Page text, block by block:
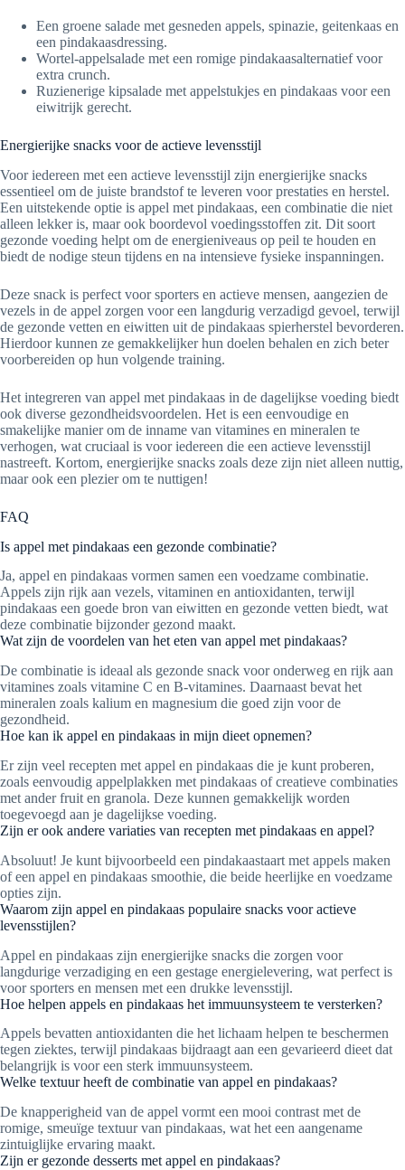
Een groene salade met gesneden appels, spinazie, geitenkaas en
een pindakaasdressing.
Wortel-appelsalade met een romige pindakaasalternatief voor
extra crunch.
Ruzienerige kipsalade met appelstukjes en pindakaas voor een
eiwitrijk gerecht.
Energierijke snacks voor de actieve levensstijl
Voor iedereen met een actieve levensstijl zijn energierijke snacks
essentieel om de juiste brandstof te leveren voor prestaties en herstel.
Een uitstekende optie is appel met pindakaas, een combinatie die niet
alleen lekker is, maar ook boordevol voedingsstoffen zit. Dit soort
gezonde voeding helpt om de energieniveaus op peil te houden en
biedt de nodige steun tijdens en na intensieve fysieke inspanningen.
Deze snack is perfect voor sporters en actieve mensen, aangezien de
vezels in de appel zorgen voor een langdurig verzadigd gevoel, terwijl
de gezonde vetten en eiwitten uit de pindakaas spierherstel bevorderen.
Hierdoor kunnen ze gemakkelijker hun doelen behalen en zich beter
voorbereiden op hun volgende training.
Het integreren van appel met pindakaas in de dagelijkse voeding biedt
ook diverse gezondheidsvoordelen. Het is een eenvoudige en
smakelijke manier om de inname van vitamines en mineralen te
verhogen, wat cruciaal is voor iedereen die een actieve levensstijl
nastreeft. Kortom, energierijke snacks zoals deze zijn niet alleen nuttig,
maar ook een plezier om te nuttigen!
FAQ
Is appel met pindakaas een gezonde combinatie?
Ja, appel en pindakaas vormen samen een voedzame combinatie.
Appels zijn rijk aan vezels, vitaminen en antioxidanten, terwijl
pindakaas een goede bron van eiwitten en gezonde vetten biedt, wat
deze combinatie bijzonder gezond maakt.
Wat zijn de voordelen van het eten van appel met pindakaas?
De combinatie is ideaal als gezonde snack voor onderweg en rijk aan
vitamines zoals vitamine C en B-vitamines. Daarnaast bevat het
mineralen zoals kalium en magnesium die goed zijn voor de
gezondheid.
Hoe kan ik appel en pindakaas in mijn dieet opnemen?
Er zijn veel recepten met appel en pindakaas die je kunt proberen,
zoals eenvoudig appelplakken met pindakaas of creatieve combinaties
met ander fruit en granola. Deze kunnen gemakkelijk worden
toegevoegd aan je dagelijkse voeding.
Zijn er ook andere variaties van recepten met pindakaas en appel?
Absoluut! Je kunt bijvoorbeeld een pindakaastaart met appels maken
of een appel en pindakaas smoothie, die beide heerlijke en voedzame
opties zijn.
Waarom zijn appel en pindakaas populaire snacks voor actieve
levensstijlen?
Appel en pindakaas zijn energierijke snacks die zorgen voor
langdurige verzadiging en een gestage energielevering, wat perfect is
voor sporters en mensen met een drukke levensstijl.
Hoe helpen appels en pindakaas het immuunsysteem te versterken?
Appels bevatten antioxidanten die het lichaam helpen te beschermen
tegen ziektes, terwijl pindakaas bijdraagt aan een gevarieerd dieet dat
belangrijk is voor een sterk immuunsysteem.
Welke textuur heeft de combinatie van appel en pindakaas?
De knapperigheid van de appel vormt een mooi contrast met de
romige, smeuïge textuur van pindakaas, wat het een aangename
zintuiglijke ervaring maakt.
Zijn er gezonde desserts met appel en pindakaas?